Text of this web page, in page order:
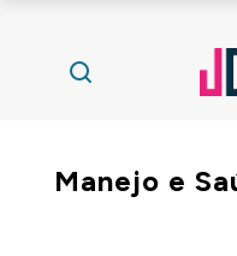
Manejo e